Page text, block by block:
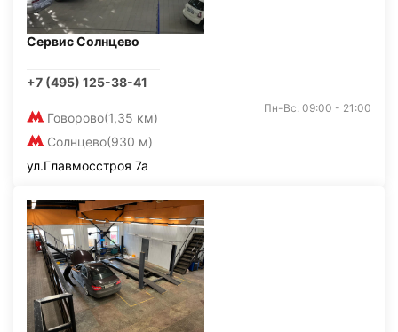
Сервис Солнцево
+7 (495) 125-38-41
Говорово(1,35 км)
Солнцево(930 м)
Пн-Вс: 09:00 - 21:00
ул.Главмосстроя 7а